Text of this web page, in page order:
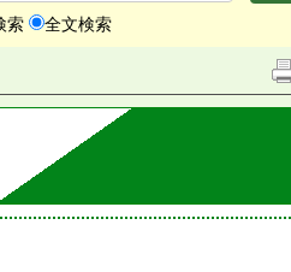
索 全文検索